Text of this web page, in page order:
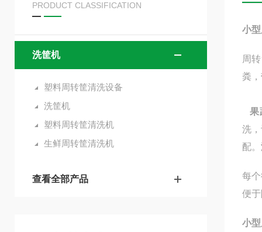
PRODUCT CLASSIFICATION
洗筐机
塑料周转筐清洗设备
洗筐机
塑料周转筐清洗机
生鲜周转筐清洗机
查看全部产品
小
周
粪
果
洗
配。
每
便
小